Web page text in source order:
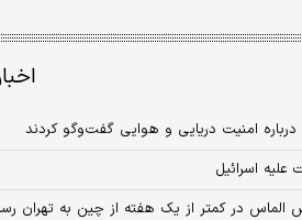
درباره امنیت دریایی و هوایی گفت‌وگو کردند
علیه اسرائیل
الماس در کمتر از یک هفته از چین به تهران